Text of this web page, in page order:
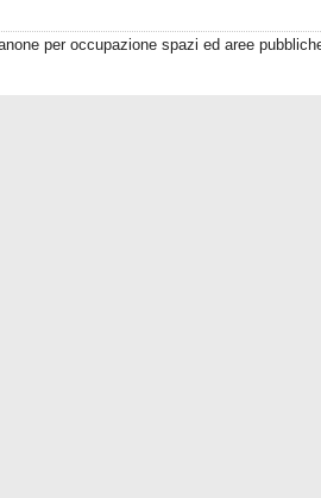
per occupazione spazi ed aree